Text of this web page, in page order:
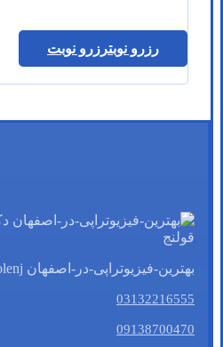
رزرو نوبترزرو نوبت
بهترین-فیزیوتراپی-در-اصفهان drgholenj
03132216555
09138700470